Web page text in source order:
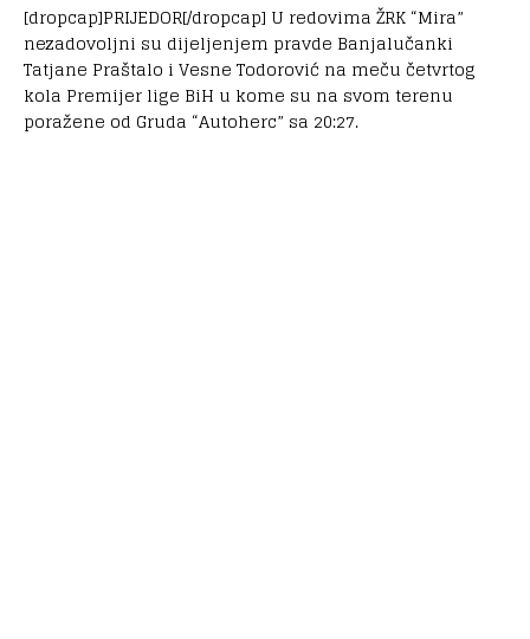
[dropcap]PRIJEDOR[/dropcap] U redovima ŽRK “Mira”
nezadovoljni su dijeljenjem pravde Banjalučanki
Tatjane Praštalo i Vesne Todorović na meču četvrtog
kola Premijer lige BiH u kome su na svom terenu
poražene od Gruda “Autoherc” sa 20:27.